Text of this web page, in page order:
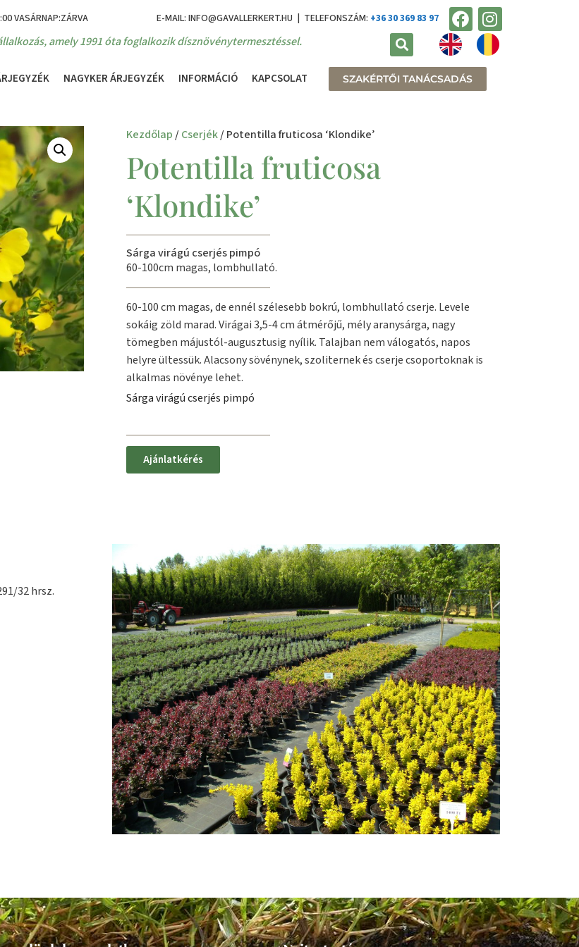
VASÁRNAP:ZÁRVA E-MAIL: INFO@GAVALLERKERT.HU | TELEFONSZÁM: +36 30 369 83 97
amely 1991 óta foglalkozik dísznövénytermesztéssel.
NAGYKER ÁRJEGYZÉK INFORMÁCIÓ KAPCSOLAT SZAKÉRTŐI TANÁCSADÁS
Kezdőlap /Cserjék/ Potentilla fruticosa ‘Klondike’
Potentilla fruticosa
‘Klondike’
Sárga virágú cserjés pimpó
60-100cm magas, lombhullató.
60-100 cm magas, de ennél szélesebb bokrú, lombhullató cserje. Levele
sokáig zöld marad. Virágai 3,5-4 cm átmérőjű, mély aranysárga, nagy
tömegben májustól-augusztusig nyílik. Talajban nem válogatós, napos
helyre ültessük. Alacsony sövénynek, szoliternek és cserje csoportoknak is
alkalmas növénye lehet.
Sárga virágú cserjés pimpó
Ajánlatkérés
32 hrsz.